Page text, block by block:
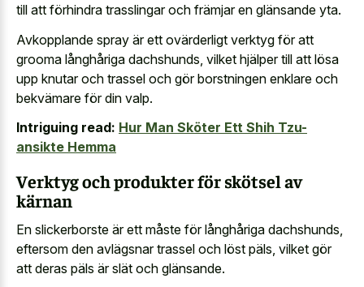
till att förhindra trasslingar och främjar en glänsande yta.
Avkopplande spray är ett ovärderligt verktyg för att
grooma långhåriga dachshunds, vilket hjälper till att lösa
upp knutar och trassel och gör borstningen enklare och
bekvämare för din valp.
Intriguing read: Hur Man Sköter Ett Shih Tzu-
ansikte Hemma
Verktyg och produkter för skötsel av
kärnan
En slickerborste är ett måste för långhåriga dachshunds,
eftersom den avlägsnar trassel och löst päls, vilket gör
att deras päls är slät och glänsande.